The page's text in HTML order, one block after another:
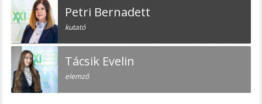
Petri Bernadett
kutató
Tácsik Evelin
elemző